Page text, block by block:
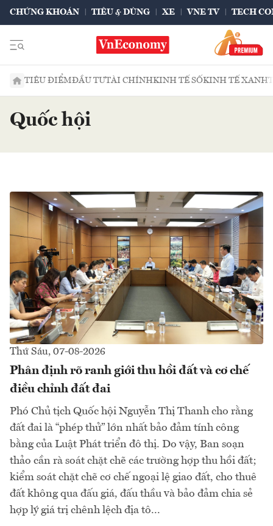
CHỨNG KHOÁN TIÊU & DÙNG XE VNE TV TECH
TIÊU ĐIỂMĐẦU TƯTÀI CHÍNHKINH TẾ SỐKINH TẾ XANH
Quốc hội
Thứ Sáu, 07-08-2026
Phân định rõ ranh giới thu hồi đất và cơ chế
điều chỉnh đất đai
Phó Chủ tịch Quốc hội Nguyễn Thị Thanh cho rằng
đất đai là “phép thử” lớn nhất bảo đảm tính công
bằng của Luật Phát triển đô thị. Do vậy, Ban soạn
thảo cần rà soát chặt chẽ các trường hợp thu hồi đất;
kiểm soát chặt chẽ cơ chế ngoại lệ giao đất, cho thuê
đất không qua đấu giá, đấu thầu và bảo đảm chia sẻ
hợp lý giá trị chênh lệch địa tô...